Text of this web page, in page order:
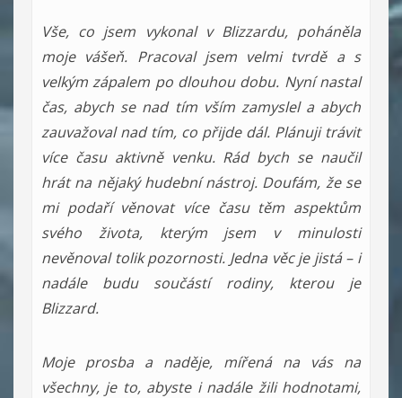
Vše, co jsem vykonal v Blizzardu, poháněla
moje vášeň. Pracoval jsem velmi tvrdě a s
velkým zápalem po dlouhou dobu. Nyní nastal
čas, abych se nad tím vším zamyslel a abych
zauvažoval nad tím, co přijde dál. Plánuji trávit
více času aktivně venku. Rád bych se naučil
hrát na nějaký hudební nástroj. Doufám, že se
mi podaří věnovat více času těm aspektům
svého života, kterým jsem v minulosti
nevěnoval tolik pozornosti. Jedna věc je jistá – i
nadále budu součástí rodiny, kterou je
Blizzard.
Moje prosba a naděje, mířená na vás na
všechny, je to, abyste i nadále žili hodnotami,